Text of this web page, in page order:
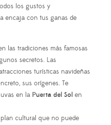
los gustos y
encaja con tus ganas de
las tradiciones más famosas
secretos. Las
turísticas navideñas
sus orígenes. Te
en la Puerta del Sol en
cultural que no puede